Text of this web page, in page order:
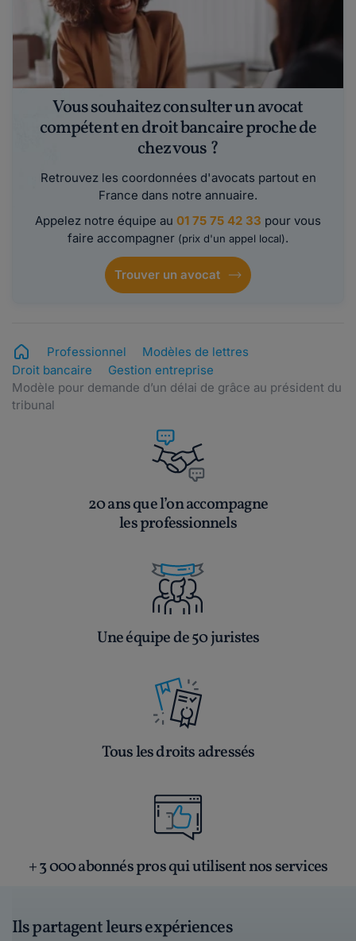
Vous souhaitez consulter un avocat
compétent en droit bancaire proche de
chez vous ?
Retrouvez les coordonnées d'avocats partout en
France dans notre annuaire.
Appelez notre équipe au 01 75 75 42 33 pour vous
faire accompagner (prix d'un appel local).
Trouver un avocat
Professionnel
Modèles de lettres
Droit bancaire
Gestion entreprise
Modèle pour demande d’un délai de grâce au président du
tribunal
20 ans que l’on accompagne
les professionnels
Une équipe de 50 juristes
Tous les droits adressés
+ 3 000 abonnés pros qui utilisent nos services
Ils partagent leurs expériences